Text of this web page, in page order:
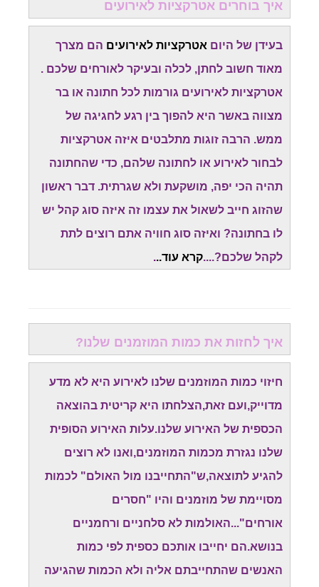
איך בוחרים אטרקציות לאירועים
בעידן של היום אטרקציות לאירועים הם מצרך
מאוד חשוב לחתן, לכלה ובעיקר לאורחים שלכם .
אטרקציות לאירועים גורמות לכל חתונה או בר
מצווה באשר היא להפוך בין רגע לחגיגה של
ממש. הרבה זוגות מתלבטים איזה אטרקציות
לבחור לאירוע או לחתונה שלהם, כדי שהחתונה
תהיה הכי יפה, מושקעת ולא שגרתית. דבר ראשון
שהזוג חייב לשאול את עצמו זה איזה סוג קהל יש
לו בחתונה? ואיזה סוג חוויה אתם רוצים לתת
לקהל שלכם?....קרא עוד...
איך לחזות את כמות המוזמנים שלנו?
חיזוי כמות המוזמנים שלנו לאירוע היא לא מדע
מדוייק,ועם זאת,הצלחתו היא קריטית בהוצאה
הכספית של האירוע שלנו.עלות האירוע הסופית
שלנו נגזרת מכמות המוזמנים,ואנו לא רוצים
להגיע לתוצאה,ש"התחייבנו מול האולם" לכמות
מסויימת של מוזמנים והיו "חסרים
אורחים"...האולמות לא סלחניים ורחמניים
בנושא.הם יחייבו אותכם כספית לפי כמות
האנשים שהתחייבתם אליה ולא הכמות שהגיעה